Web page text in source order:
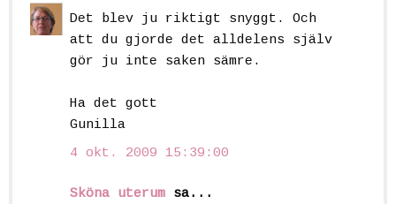
Det blev ju riktigt snyggt. Och
att du gjorde det alldelens själv
gör ju inte saken sämre.
Ha det gott
Gunilla
4 okt. 2009 15:39:00
Sköna uterum sa...